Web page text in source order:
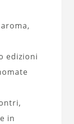
edizioni
in